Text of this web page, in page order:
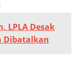
LPLA Desak
Dibatalkan